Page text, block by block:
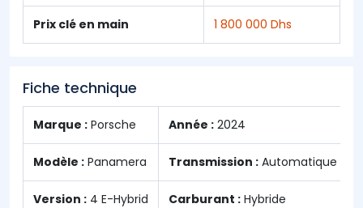
Prix clé en main 1 800 000 Dhs
Fiche technique
Marque : Porsche Année : 2024
Modèle : Panamera Transmission : Automatique
Version : 4 E-Hybrid Carburant : Hybride